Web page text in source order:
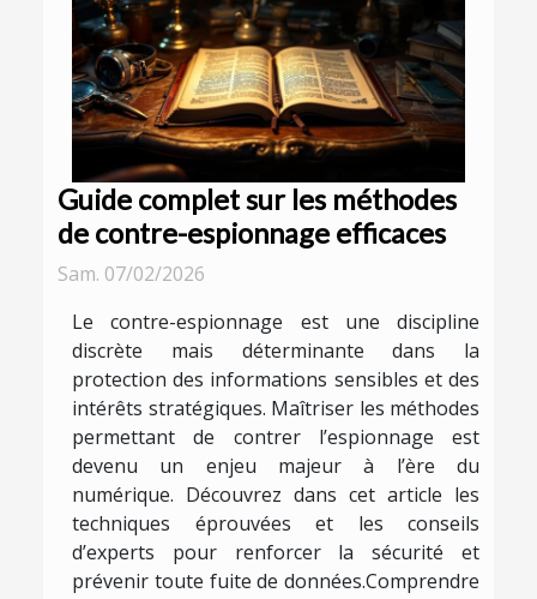
Guide complet sur les méthodes
de contre-espionnage efficaces
Sam. 07/02/2026
Le contre-espionnage est une discipline
discrète mais déterminante dans la
protection des informations sensibles et des
intérêts stratégiques. Maîtriser les méthodes
permettant de contrer l’espionnage est
devenu un enjeu majeur à l’ère du
numérique. Découvrez dans cet article les
techniques éprouvées et les conseils
d’experts pour renforcer la sécurité et
prévenir toute fuite de données.Comprendre